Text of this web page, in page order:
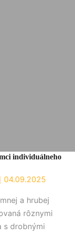
individuálneho
｜ 04.09.2025
a hrubej
rôznymi
s drobnými